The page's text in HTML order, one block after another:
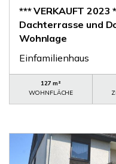
*** VERKAUFT
Dachterrasse und
Wohnlage
Einfamilienhaus
127 m²
WOHNFLÄCHE